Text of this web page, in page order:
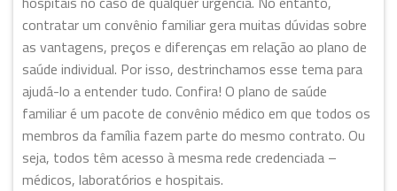
contratar um convênio familiar gera muitas dúvidas sobre
as vantagens, preços e diferenças em relação ao plano de
saúde individual. Por isso, destrinchamos esse tema para
ajudá-lo a entender tudo. Confira! O plano de saúde
familiar é um pacote de convênio médico em que todos os
membros da família fazem parte do mesmo contrato. Ou
seja, todos têm acesso à mesma rede credenciada –
médicos, laboratórios e hospitais.